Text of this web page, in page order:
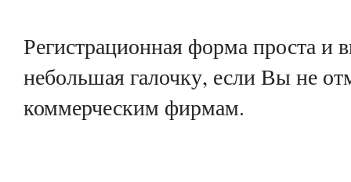
Регистрационная форма проста
небольшая галочку, если Вы не
коммерческим фирмам.